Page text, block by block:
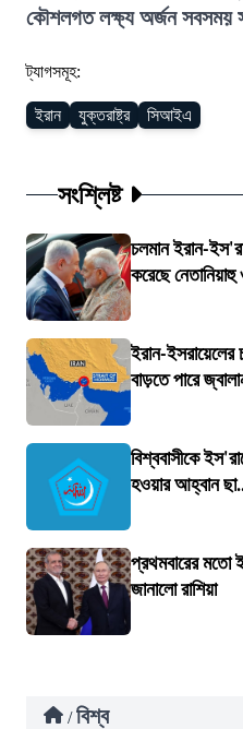
কৌশলগত লক্ষ্য অর্জন সবসময়
ট্যাগসমূহ:
ইরান যুক্তরাষ্ট্র সিআইএ
সংশ্লিষ্ট
চলমান ইরান-
করেছে
ইরান-ইসরায়েলের
বাড়তে পারে
বিশ্ববাসীকে
হওয়ার আহ্বান
প্রথমবারের মতো
জানালো রাশিয়া
/ বিশ্ব